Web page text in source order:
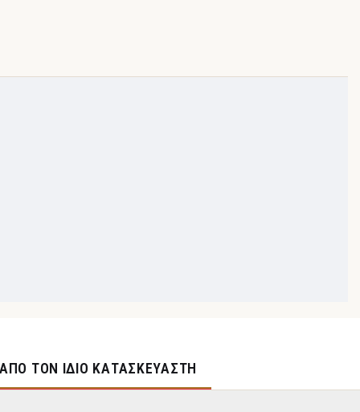
ΑΠΌ ΤΟΝ ΊΔΙΟ ΚΑΤΑΣΚΕΥΑΣΤΉ